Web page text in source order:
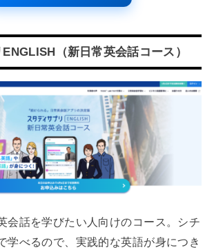
（新日常英会話コース）
会話を学びたい人向けのコース。シチ
学べるので、実践的な英語が身につき